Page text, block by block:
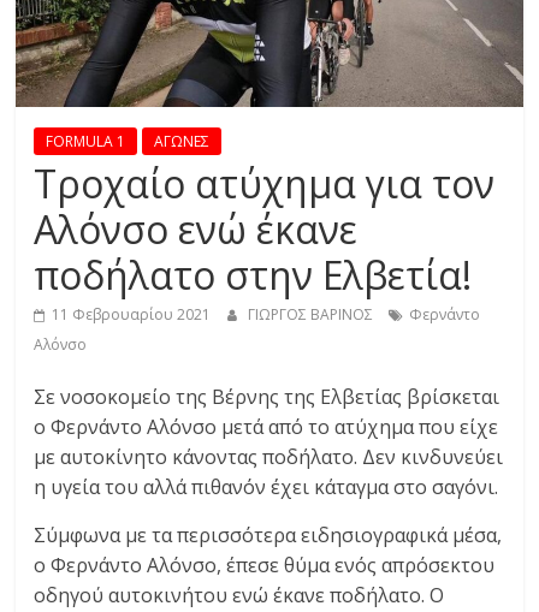
R
E
S
S
FORMULA 1 ΑΓΩΝΕΣ
Τροχαίο ατύχημα για τον
Αλόνσο ενώ έκανε
ποδήλατο στην Ελβετία!
11 Φεβρουαρίου 2021 ΓΙΩΡΓΟΣ ΒΑΡΙΝΟΣ
Φερνάντο
Αλόνσο
Σε νοσοκομείο της Βέρνης της Ελβετίας βρίσκεται
ο Φερνάντο Αλόνσο μετά από το ατύχημα που είχε
με αυτοκίνητο κάνοντας ποδήλατο. Δεν κινδυνεύει
η υγεία του αλλά πιθανόν έχει κάταγμα στο σαγόνι.
Σύμφωνα με τα περισσότερα ειδησιογραφικά μέσα,
ο Φερνάντο Αλόνσο, έπεσε θύμα ενός απρόσεκτου
οδηγού αυτοκινήτου ενώ έκανε ποδήλατο. Ο